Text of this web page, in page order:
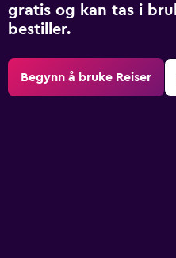
gratis og kan tas i
bestiller.
Begynn å bruke Reiser